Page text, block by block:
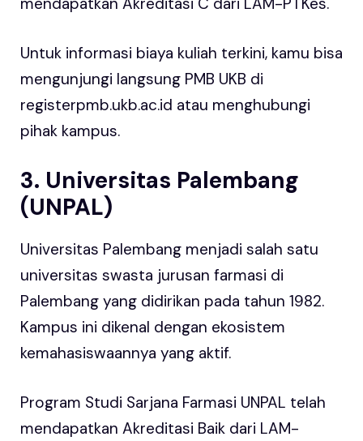
Untuk informasi biaya kuliah terkini, kamu bisa
mengunjungi langsung PMB UKB di
registerpmb.ukb.ac.id atau menghubungi
pihak kampus.
3. Universitas Palembang
(UNPAL)
Universitas Palembang menjadi salah satu
universitas swasta jurusan farmasi di
Palembang yang didirikan pada tahun 1982.
Kampus ini dikenal dengan ekosistem
kemahasiswaannya yang aktif.
Program Studi Sarjana Farmasi UNPAL telah
mendapatkan Akreditasi Baik dari LAM-